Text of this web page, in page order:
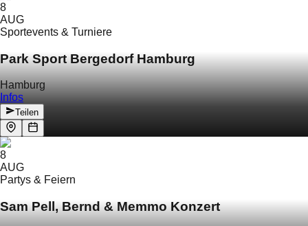
8
AUG
Sportevents & Turniere
Park Sport Bergedorf Hamburg
Hamburg
Infos
Teilen
8
AUG
Partys & Feiern
Sam Pell, Bernd & Memmo Konzert